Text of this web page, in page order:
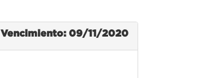
Vencimiento: 09/11/2020